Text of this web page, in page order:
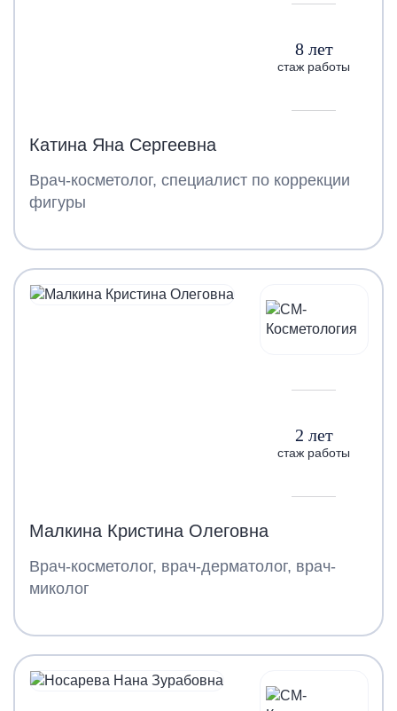
8 лет
стаж работы
Катина Яна Сергеевна
Врач-косметолог, специалист по коррекции
фигуры
2 лет
стаж работы
Малкина Кристина Олеговна
Врач-косметолог, врач-дерматолог, врач-
миколог